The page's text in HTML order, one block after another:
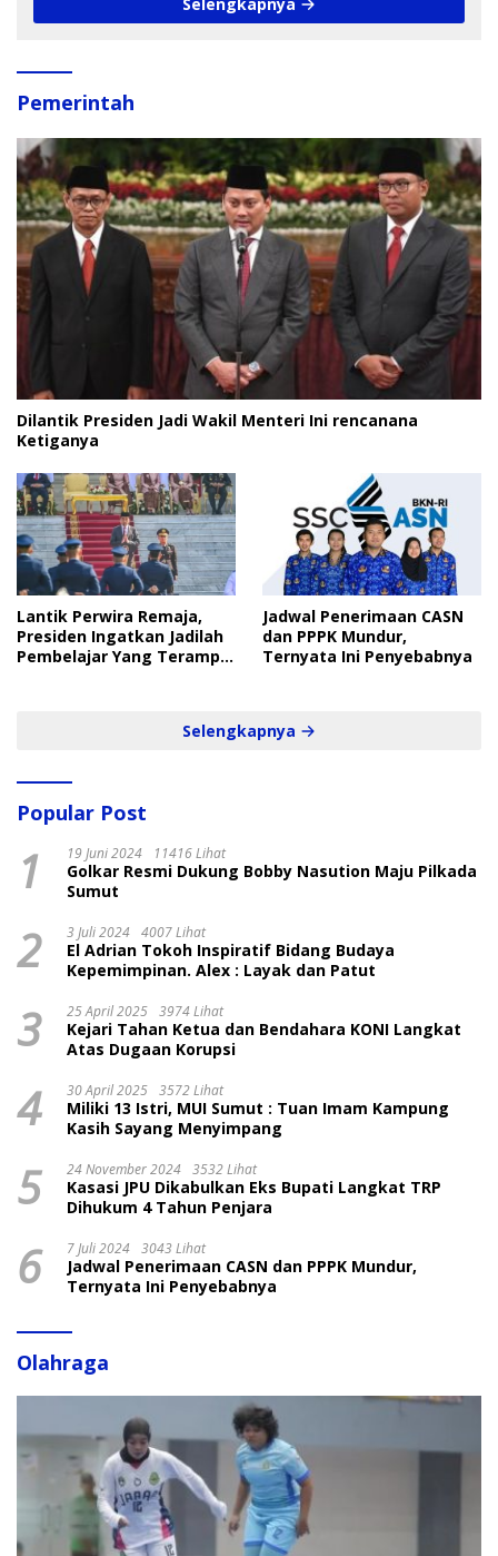
Pemerintah
Dilantik Presiden Jadi Wakil Menteri Ini rencanana
Ketiganya
Lantik Perwira Remaja,
Presiden Ingatkan Jadilah
Pembelajar Yang Terampil
Jadwal Penerimaan CASN
dan PPPK Mundur,
Ternyata Ini Penyebabnya
Selengkapnya
Popular Post
1 19 Juni 2024 11416 Lihat
Golkar Resmi Dukung Bobby Nasution Maju Pilkada
Sumut
2 3 Juli 2024 4007 Lihat
El Adrian Tokoh Inspiratif Bidang Budaya
Kepemimpinan. Alex : Layak dan Patut
3 25 April 2025 3974 Lihat
Kejari Tahan Ketua dan Bendahara KONI Langkat
Atas Dugaan Korupsi
4 30 April 2025 3572 Lihat
Miliki 13 Istri, MUI Sumut : Tuan Imam Kampung
Kasih Sayang Menyimpang
5 24 November 2024 3532 Lihat
Kasasi JPU Dikabulkan Eks Bupati Langkat TRP
Dihukum 4 Tahun Penjara
6 7 Juli 2024 3043 Lihat
Jadwal Penerimaan CASN dan PPPK Mundur,
Ternyata Ini Penyebabnya
Olahraga